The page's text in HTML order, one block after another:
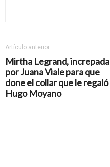
Artículo anterior
Mirtha Legrand, increpada
por Juana Viale para que
done el collar que le regaló
Hugo Moyano